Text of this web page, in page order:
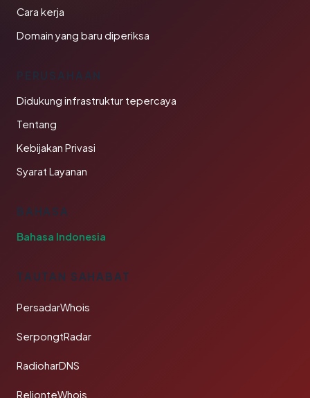
Cara kerja
Domain yang baru diperiksa
PERUSAHAAN
Didukung infrastruktur tepercaya
Tentang
Kebijakan Privasi
Syarat Layanan
BAHASA
Bahasa Indonesia
TAUTAN SAHABAT
PersadarWhois
SerpongtRadar
RadioharDNS
RelionteWhois